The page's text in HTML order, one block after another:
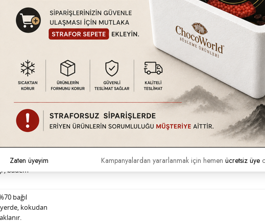
soya
, badem
bağıl
kokudan
Kampanyalardan yararlanmak için hemen ücretsiz üye
Zaten üyeyim